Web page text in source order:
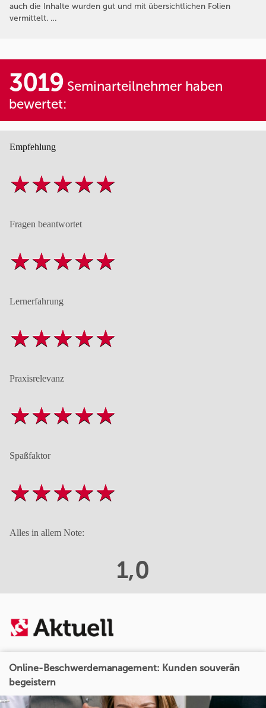
auch die Inhalte wurden gut und mit übersichtlichen Folien
vermittelt. …
3019 Seminarteilnehmer haben
bewertet:
Empfehlung
Fragen beantwortet
Lernerfahrung
Praxisrelevanz
Spaßfaktor
Alles in allem Note:
1,0
Online-Beschwerdemanagement: Kunden souverän
begeistern